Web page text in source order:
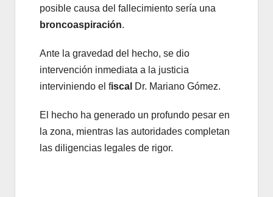
posible causa del fallecimiento sería una
broncoaspiración.
Ante la gravedad del hecho, se dio
intervención inmediata a la justicia
interviniendo el fiscal Dr. Mariano Gómez.
El hecho ha generado un profundo pesar en
la zona, mientras las autoridades completan
las diligencias legales de rigor.